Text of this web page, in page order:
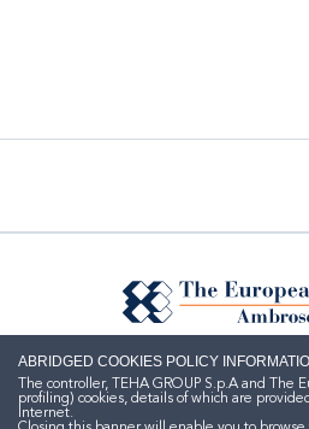
ABRIDGED COOKIES POLICY
The controller, TEHA GROUP S.p.A and The
profiling) cookies, details of which are
Internet.